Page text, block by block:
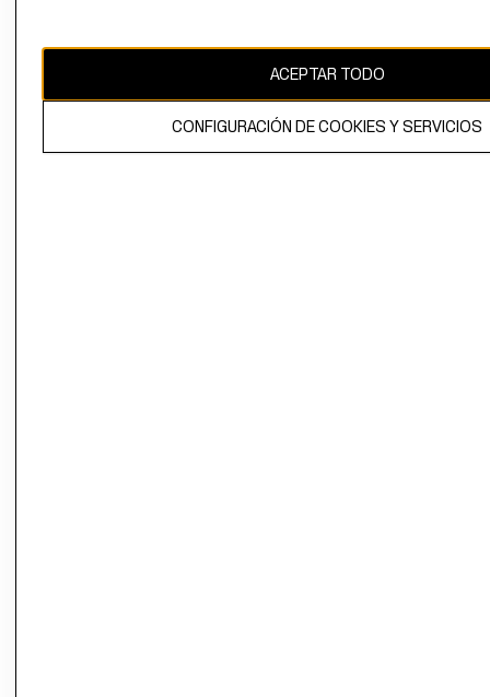
CAMBIAR REGIÓN
ACEPTAR TODO
CONFIGURACIÓN DE COOKIES Y SERVICIOS